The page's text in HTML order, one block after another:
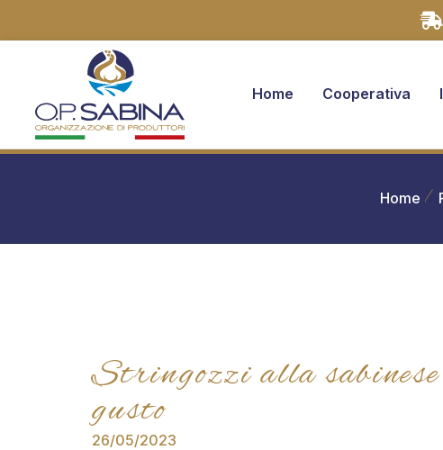
Home Cooperativa
Home
Stringozzi alla
gusto
26/05/2023